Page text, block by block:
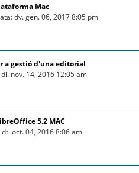
Mac
dv. gen. 06, 2017 8:05 pm
a gestió d'una editorial
nov. 14, 2016 12:05 am
5.2 MAC
dt. oct. 04, 2016 8:06 am